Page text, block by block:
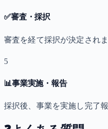
✅審査・採択
審査を経て採択が決定され
5
📊事業実施・報告
採択後、事業を実施し完了